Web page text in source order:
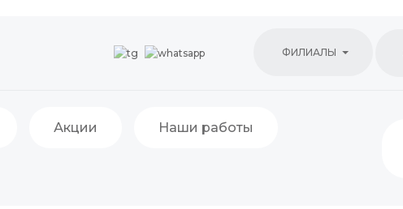
ФИЛИАЛЫ
Акции Наши работы